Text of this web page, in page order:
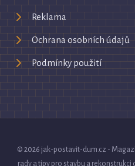
Reklama
Ochrana osobních údajů
Podmínky použití
© 2026 jak-postavit-dum.cz -
rady a tipy pro stavbu a